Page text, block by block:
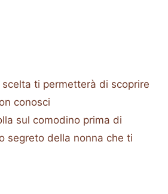
scelta ti permetterà di scoprire
conosci
sul comodino prima di
segreto della nonna che ti